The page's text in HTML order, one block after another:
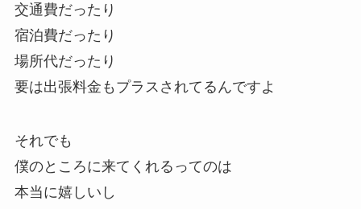
交通費だったり
宿泊費だったり
場所代だったり
要は出張料金もプラスされてるんですよ
それでも
僕のところに来てくれるってのは
本当に嬉しいし